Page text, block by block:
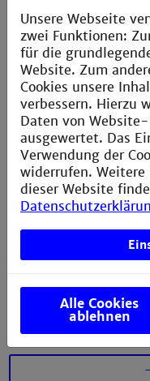
Das Studium ist
Möglichkeiten
was mir besonders
Der Zusammenhalt
bei einem
Maschinenbau sehr
Übungen oder
geht.
Ich habe gelernt,
Praktikumssuche
Wunschplatz
immer geholfen
Verständnis bzw.
Unsere Webseite
zwei Funktionen:
für die
Website. Zum
Cookies unsere
verbessern. Hierzu
Daten von
ausgewertet. Das
Verwendung der
widerrufen. Weitere
dieser Website
Alle Cookies
ablehnen